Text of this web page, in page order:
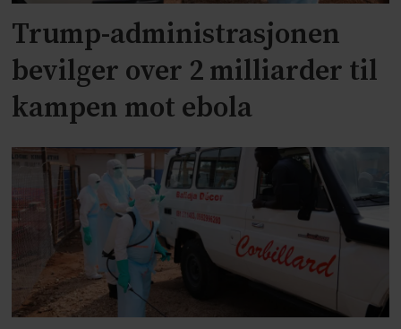
Trump-administrasjonen
bevilger over 2 milliarder til
kampen mot ebola